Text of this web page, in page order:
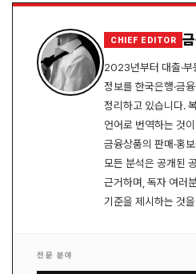
CHIEF EDITOR
2023년부터 대출·부
정보를 한국은행·금
정리하고 있습니다.
언어로 번역하는 것
금융상품의 판매·홍
모든 분석은 공개된
근거하며, 독자 여러
기준을 제시하는 것
전문 분야